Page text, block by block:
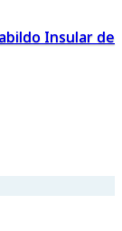
Insular de